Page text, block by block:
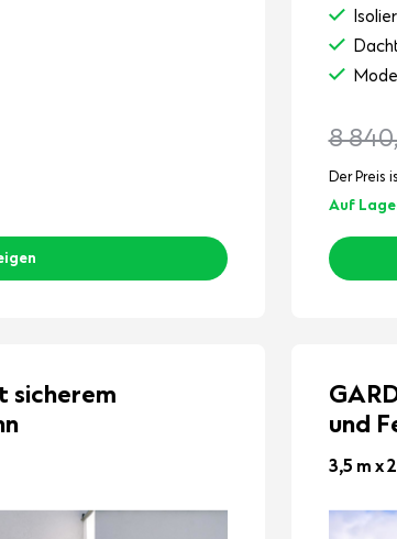
8
Der Preis
Auf
sicherem
und
3,5 m x